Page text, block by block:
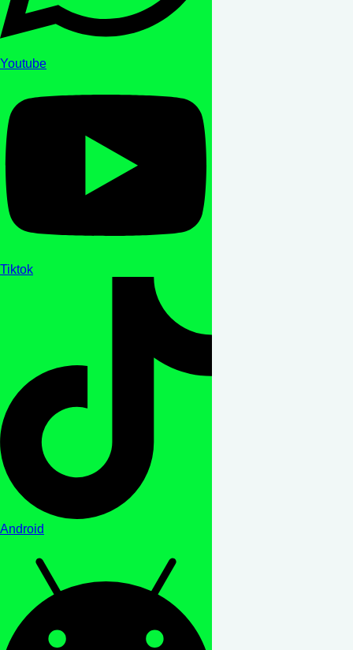
Youtube
Tiktok
Android